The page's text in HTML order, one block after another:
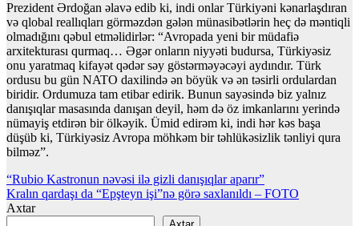
Prezident Ərdoğan əlavə edib ki, indi onlar Türkiyəni kənarlaşdıran
və qlobal reallıqları görməzdən gələn münasibətlərin heç də məntiqli
olmadığını qəbul etməlidirlər: “Avropada yeni bir müdafiə
arxitekturası qurmaq… Əgər onların niyyəti budursa, Türkiyəsiz
onu yaratmaq kifayət qədər səy göstərməyəcəyi aydındır. Türk
ordusu bu gün NATO daxilində ən böyük və ən təsirli ordulardan
biridir. Ordumuza tam etibar edirik. Bunun sayəsində biz yalnız
danışıqlar masasında danışan deyil, həm də öz imkanlarını yerində
nümayiş etdirən bir ölkəyik. Ümid edirəm ki, indi hər kəs başa
düşüb ki, Türkiyəsiz Avropa möhkəm bir təhlükəsizlik tənliyi qura
bilməz”.
Yazı
naviqasiyası
“Rubio Kastronun nəvəsi ilə gizli danışıqlar aparır”
Kralın qardaşı da “Epşteyn işi”nə görə saxlanıldı – FOTO
Axtar